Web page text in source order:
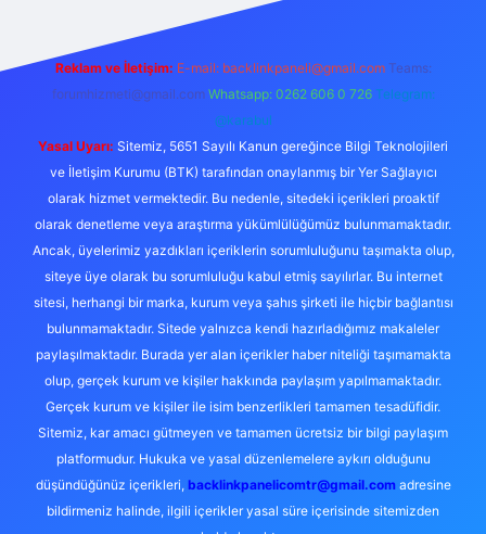
Reklam ve İletişim: E-mail: backlinkpaneli@gmail.com Teams:
forumhizmeti@gmail.com Whatsapp: 0262 606 0 726 Telegram:
@karabul
Yasal Uyarı: Sitemiz, 5651 Sayılı Kanun gereğince Bilgi Teknolojileri
ve İletişim Kurumu (BTK) tarafından onaylanmış bir Yer Sağlayıcı
olarak hizmet vermektedir. Bu nedenle, sitedeki içerikleri proaktif
olarak denetleme veya araştırma yükümlülüğümüz bulunmamaktadır.
Ancak, üyelerimiz yazdıkları içeriklerin sorumluluğunu taşımakta olup,
siteye üye olarak bu sorumluluğu kabul etmiş sayılırlar. Bu internet
sitesi, herhangi bir marka, kurum veya şahıs şirketi ile hiçbir bağlantısı
bulunmamaktadır. Sitede yalnızca kendi hazırladığımız makaleler
paylaşılmaktadır. Burada yer alan içerikler haber niteliği taşımamakta
olup, gerçek kurum ve kişiler hakkında paylaşım yapılmamaktadır.
Gerçek kurum ve kişiler ile isim benzerlikleri tamamen tesadüfidir.
Sitemiz, kar amacı gütmeyen ve tamamen ücretsiz bir bilgi paylaşım
platformudur. Hukuka ve yasal düzenlemelere aykırı olduğunu
düşündüğünüz içerikleri, backlinkpanelicomtr@gmail.comadresine
bildirmeniz halinde, ilgili içerikler yasal süre içerisinde sitemizden